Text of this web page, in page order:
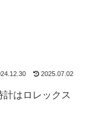
2025.07.02
はロレックス